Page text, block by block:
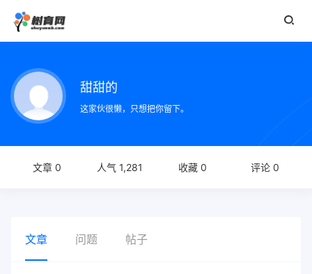
甜甜的
这家伙很懒，只想把你留下。
文章 0 人气 1,281 收藏 0 评论 0
文章 问题 帖子